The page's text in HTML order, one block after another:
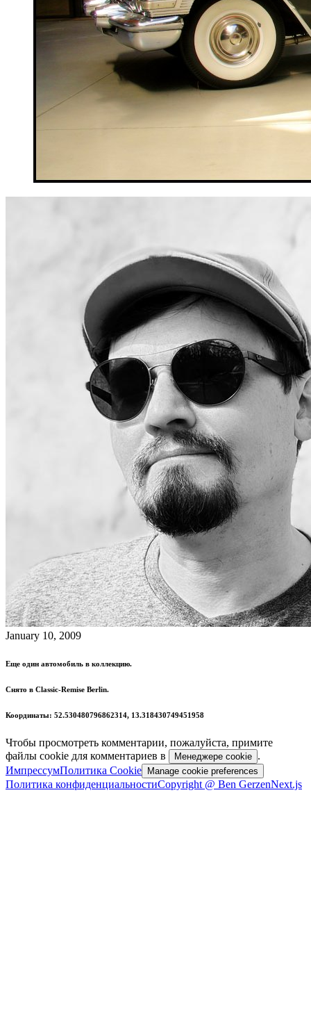
January 10, 2009
Еще один автомобиль в коллекцию.
Снято в Classic-Remise Berlin.
Координаты: 52.530480796862314, 13.318430749451958
Чтобы просмотреть комментарии, пожалуйста, примите
файлы cookie для комментариев в
Менеджере cookie .
ИмпрессумПолитика Cookie Manage cookie preferences
Политика конфиденциальностиCopyright @ Ben GerzenNext.js